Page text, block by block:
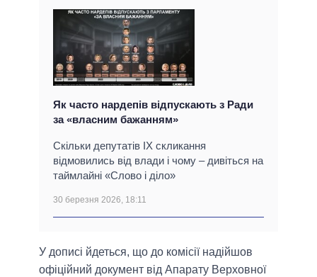
Як часто нардепів відпускають з Ради
за «власним бажанням»
Скільки депутатів IX скликання
відмовились від влади і чому – дивіться на
таймлайні «Слово і діло»
30 березня 2026, 18:11
У дописі йдеться, що до комісії надійшов
офіційний документ від Апарату Верховної